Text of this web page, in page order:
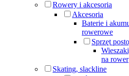
Rowery i akcesoria
Akcesoria
Baterie i
rowerowe
Sprzęt
na rower
Skating, slackline